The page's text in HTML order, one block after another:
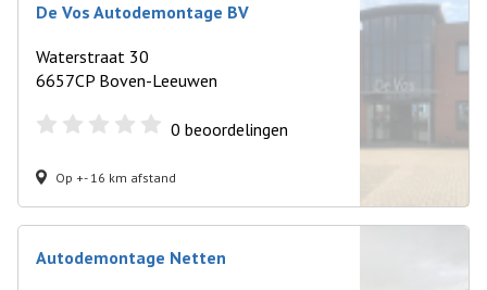
De Vos Autodemontage BV
Waterstraat 30
6657CP Boven-Leeuwen
0 beoordelingen
Op +- 16 km afstand
Autodemontage Netten